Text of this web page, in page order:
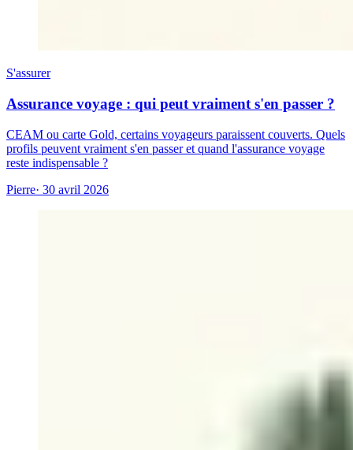
S'assurer
Assurance voyage : qui peut vraiment s'en passer ?
CEAM ou carte Gold, certains voyageurs paraissent couverts. Quels
profils peuvent vraiment s'en passer et quand l'assurance voyage
reste indispensable ?
Pierre· 30 avril 2026